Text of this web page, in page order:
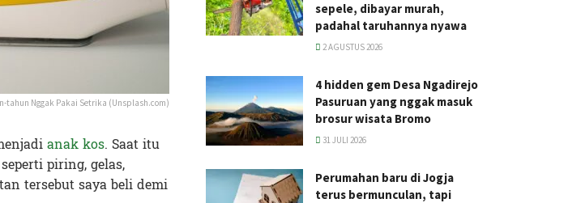
tahun Nggak Pakai Setrika (Unsplash.com)
anak kos. Saat itu
piring, gelas,
tersebut saya beli demi
sepele, dibayar murah,
padahal taruhannya nyawa
2 AGUSTUS 2026
4 hidden gem Desa Ngadirejo
Pasuruan yang nggak masuk
brosur wisata Bromo
31 JULI 2026
Perumahan baru di Jogja
terus bermunculan, tapi